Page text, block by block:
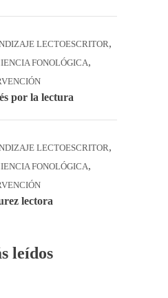
LECTOESCRITOR,
FONOLÓGICA,
por la lectura
LECTOESCRITOR,
FONOLÓGICA,
lectora
leídos